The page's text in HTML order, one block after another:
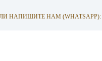
НАПИШИТЕ НАМ (WHATSAPP):